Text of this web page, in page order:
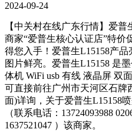
2024-09-24
【中关村在线广东行情】爱普
商家“爱普生核心认证店”特价
得您入手！爱普生L15158产品
图片鲜亮。爱普生L15158 是
体机 WiFi usb 有线 液晶屏 双
可直接前往广州市天河区石牌
面)详询，关于爱普生L15158
（联系电话：13724093988
1637521047 ）该商家。